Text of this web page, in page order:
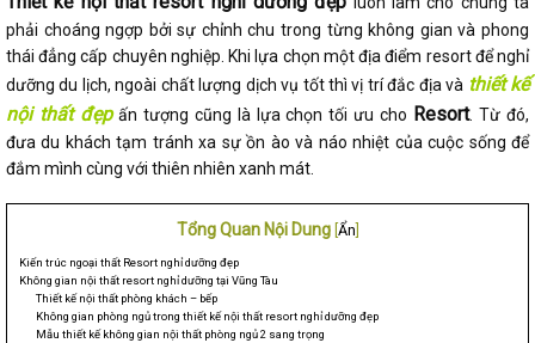
phải choáng ngợp bởi sự chỉnh chu trong từng không gian và phong
thái đẳng cấp chuyên nghiệp. Khi lựa chọn một địa điểm resort để nghỉ
dưỡng du lịch, ngoài chất lượng dịch vụ tốt thì vị trí đắc địa và thiết kế
nội thất đẹpấn tượng cũng là lựa chọn tối ưu cho Resort. Từ đó,
đưa du khách tạm tránh xa sự ồn ào và náo nhiệt của cuộc sống để
đắm mình cùng với thiên nhiên xanh mát.
Tổng Quan Nội Dung Ẩn
Kiến trúc ngoại thất Resort nghỉ dưỡng đẹp
Không gian nội thất resort nghỉ dưỡng tại Vũng Tàu
Thiết kế nội thất phòng khách – bếp
Không gian phòng ngủ trong thiết kế nội thất resort nghỉ dưỡng đẹp
Mẫu thiết kế không gian nội thất phòng ngủ 2 sang trọng